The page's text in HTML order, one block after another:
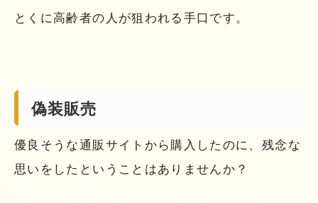
とくに高齢者の人が狙われる手口です。
偽装販売
優良そうな通販サイトから購入したのに、残念な
思いをしたということはありませんか？